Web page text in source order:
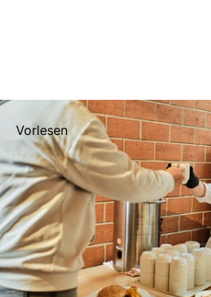
Vorlesen